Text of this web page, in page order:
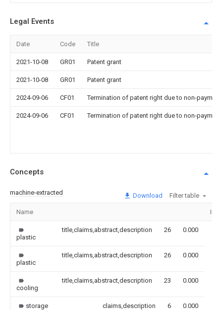
Legal Events
Date Code Title
2021-10-08 GR01 Patent grant
2021-10-08 GR01 Patent grant
2024-09-06 CF01 Termination of patent right due to non-
2024-09-06 CF01 Termination of patent right due to non-
Concepts
machine-extracted Download Filter table
Name
plastic
title,claims,abstract,description 26 0.000
plastic
title,claims,abstract,description 26 0.000
cooling
title,claims,abstract,description 23 0.000
storage claims,description 6 0.000